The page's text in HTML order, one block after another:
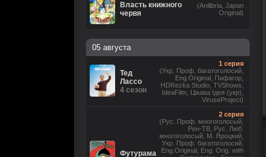
Власть книжного
червя
(Anilibria, Japan
Original)
05 августа
Тед
Лассо
4 сезон
1 серия
(Укр. Проф. багатоголосий,
Eng.Original, Пифагор,
HDRezka Studio, TVShows,
IdeaFilm, Цікава Ідея (укр),
ViruseProject)
Футурама
2 серия
(Рус. Проф. многоголосый,
Рен-ТВ, Рус. Люб.
многоголосый, М. Яроцкий,
Укр. Проф. багатоголосий,
Eng.Original, Eng. Orig. with